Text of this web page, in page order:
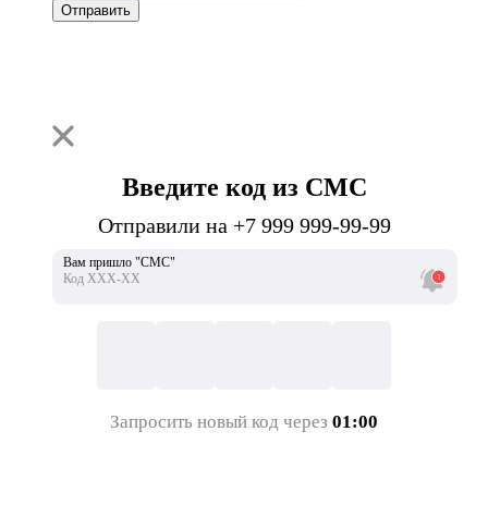
Отправить
Введите код из СМС
Отправили на +7 999 999-99-99
Вам пришло "СМС"
Код ХХХ-ХХ
Запросить новый код через 01:00